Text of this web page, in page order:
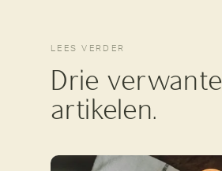
LEES VERDER
Drie verwante
artikelen.